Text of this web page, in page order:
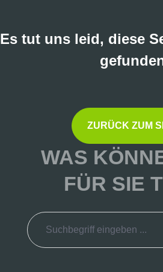
Es tut uns leid, diese
ZURÜCK ZUM
WAS
FÜR SIE